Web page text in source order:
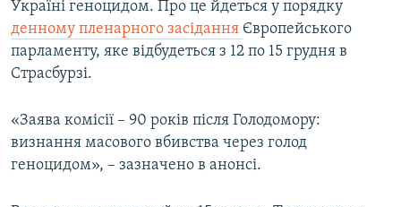
Україні геноцидом. Про це йдеться у порядку
денному пленарного засідання Європейського
парламенту, яке відбудеться з 12 по 15 грудня в
Страсбурзі.
«Заява комісії – 90 років після Голодомору:
визнання масового вбивства через голод
геноцидом», – зазначено в анонсі.